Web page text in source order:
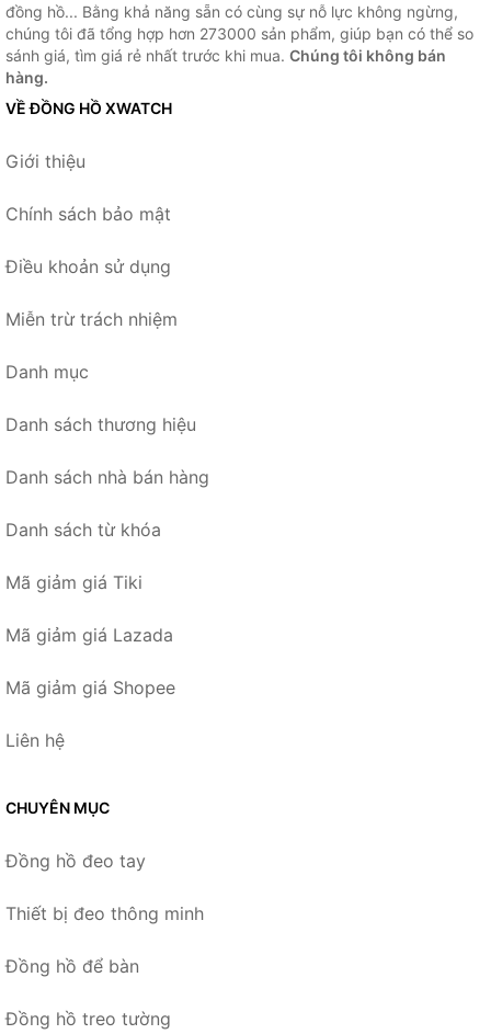
đồng hồ... Bằng khả năng sẵn có cùng sự nỗ lực không ngừng,
chúng tôi đã tổng hợp hơn 273000 sản phẩm, giúp bạn có thể so
sánh giá, tìm giá rẻ nhất trước khi mua. Chúng tôi không bán
hàng.
VỀ ĐỒNG HỒ XWATCH
Giới thiệu
Chính sách bảo mật
Điều khoản sử dụng
Miễn trừ trách nhiệm
Danh mục
Danh sách thương hiệu
Danh sách nhà bán hàng
Danh sách từ khóa
Mã giảm giá Tiki
Mã giảm giá Lazada
Mã giảm giá Shopee
Liên hệ
CHUYÊN MỤC
Đồng hồ đeo tay
Thiết bị đeo thông minh
Đồng hồ để bàn
Đồng hồ treo tường